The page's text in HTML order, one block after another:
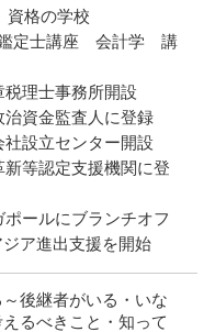
資格の学校
定士講座 会計学 講
理士事務所開設
資金監査人に登録
設立センター開設
等認定支援機関に登
ールにブランチオフ
ア進出支援を開始
後継者がいる・いな
るべきこと・知って